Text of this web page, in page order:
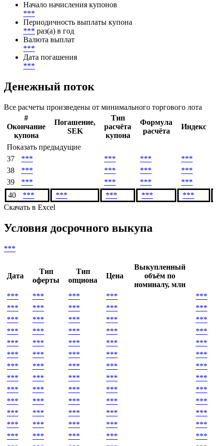
Начало начисления купонов
***
Периодичность выплаты купона
*** раз(а) в год
Валюта выплат
***
Дата погашения
***
Денежный поток
Все расчеты произведены от минимального торгового лота
#
Окончание
купона
Погашение,
SEK
Тип
расчёта
купона
Формула
расчёта
Индекс
Показать предыдущие
37
*** *** *** ***
38
*** *** *** ***
39
*** *** *** ***
40
*** *** *** *** ***
Скачать в Excel
Условия досрочного выкупа
***
Дата
Тип
оферты
Тип
опциона
Цена
Выкупленный
объём по
номиналу, млн
***
*** *** ***
***
***
*** *** ***
***
***
*** *** ***
***
***
*** *** ***
***
***
*** *** ***
***
***
*** *** ***
***
***
*** *** ***
***
***
*** *** ***
***
***
*** *** ***
***
***
*** *** ***
***
***
*** *** ***
***
***
*** *** ***
***
***
*** *** ***
***